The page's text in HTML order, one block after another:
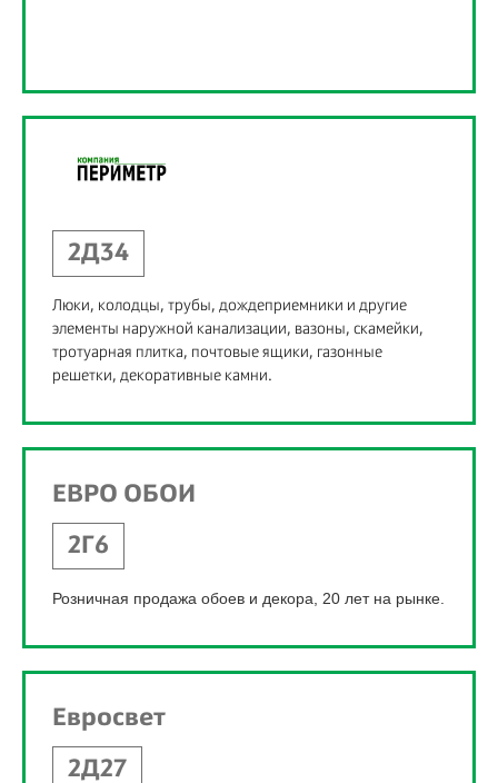
2Д34
Люки, колодцы, трубы, дождеприемники и другие
элементы наружной канализации, вазоны, скамейки,
тротуарная плитка, почтовые ящики, газонные
решетки, декоративные камни.
ЕВРО ОБОИ
2Г6
Розничная продажа обоев и декора, 20 лет на рынке.
Евросвет
2Д27